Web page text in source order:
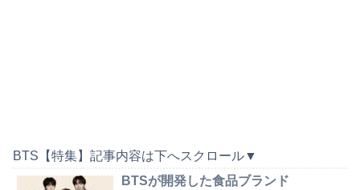
BTS【特集】記事内容は下へスクロール▼
BTSが開発した食品ブランド